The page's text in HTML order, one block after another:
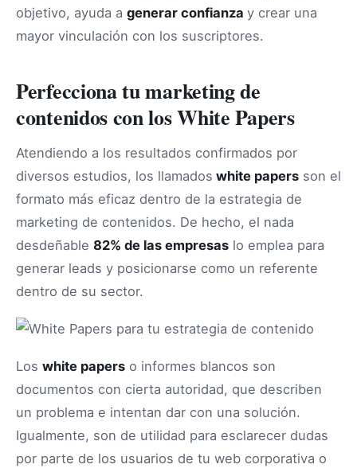
objetivo, ayuda a generar confianza y crear una
mayor vinculación con los suscriptores.
Perfecciona tu marketing de
contenidos con los White Papers
Atendiendo a los resultados confirmados por
diversos estudios, los llamados white papers son el
formato más eficaz dentro de la estrategia de
marketing de contenidos. De hecho, el nada
desdeñable 82% de las empresas lo emplea para
generar leads y posicionarse como un referente
dentro de su sector.
Los white papers o informes blancos son
documentos con cierta autoridad, que describen
un problema e intentan dar con una solución.
Igualmente, son de utilidad para esclarecer dudas
por parte de los usuarios de tu web corporativa o